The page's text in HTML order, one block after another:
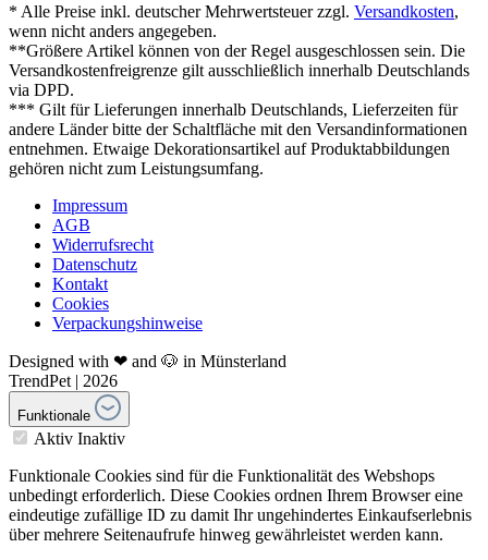
* Alle Preise inkl. deutscher Mehrwertsteuer zzgl. Versandkosten,
wenn nicht anders angegeben.
**Größere Artikel können von der Regel ausgeschlossen sein. Die
Versandkostenfreigrenze gilt ausschließlich innerhalb Deutschlands
via DPD.
*** Gilt für Lieferungen innerhalb Deutschlands, Lieferzeiten für
andere Länder bitte der Schaltfläche mit den Versandinformationen
entnehmen. Etwaige Dekorationsartikel auf Produktabbildungen
gehören nicht zum Leistungsumfang.
Impressum
AGB
Widerrufsrecht
Datenschutz
Kontakt
Cookies
Verpackungshinweise
Designed with ❤ and 🐶 in Münsterland
TrendPet | 2026
Funktionale
Aktiv Inaktiv
Funktionale Cookies sind für die Funktionalität des Webshops
unbedingt erforderlich. Diese Cookies ordnen Ihrem Browser eine
eindeutige zufällige ID zu damit Ihr ungehindertes Einkaufserlebnis
über mehrere Seitenaufrufe hinweg gewährleistet werden kann.